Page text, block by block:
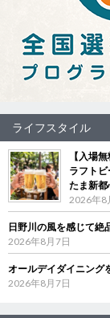
ライフスタイル
【入場
ラフト
たま新都
2026年8
日野川の風を感じて
2026年8月7日
オールデイダイニン
2026年8月7日